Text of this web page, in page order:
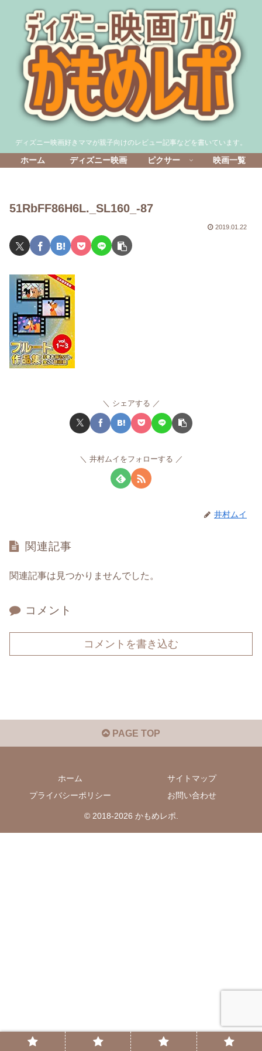
ディズニー映画好きママが親子向けのレビュー記事などを書いています。
ホーム ディズニー映画 ピクサー 映画一覧
51RbFF86H6L._SL160_-87
2019.01.22
シェアする
井村ムイをフォローする
井村ムイ
関連記事
関連記事は見つかりませんでした。
コメント
コメントを書き込む
PAGE TOP
ホーム
サイトマップ
プライバシーポリシー
お問い合わせ
© 2018-2026 かもめレポ.